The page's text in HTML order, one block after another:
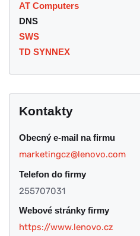
AT Computers
DNS
SWS
TD SYNNEX
Kontakty
Obecný e-mail na firmu
marketingcz@lenovo.com
Telefon do firmy
255707031
Webové stránky firmy
https://www.lenovo.cz